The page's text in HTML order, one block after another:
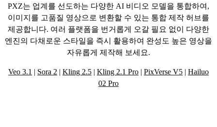
PXZ는 업계를 선도하는 다양한 AI 비디오 모델을 통합하여,
이미지를 고품질 영상으로 변환할 수 있는 통합 제작 허브를
제공합니다. 여러 플랫폼을 번거롭게 오갈 필요 없이 다양한
엔진의 다채로운 스타일을 즉시 활용하여 완성도 높은 영상을
자유롭게 제작해 보세요.
Veo 3.1 | Sora 2 | Kling 2.5 | Kling 2.1 Pro | PixVerse V5 | Hailuo
02 Pro